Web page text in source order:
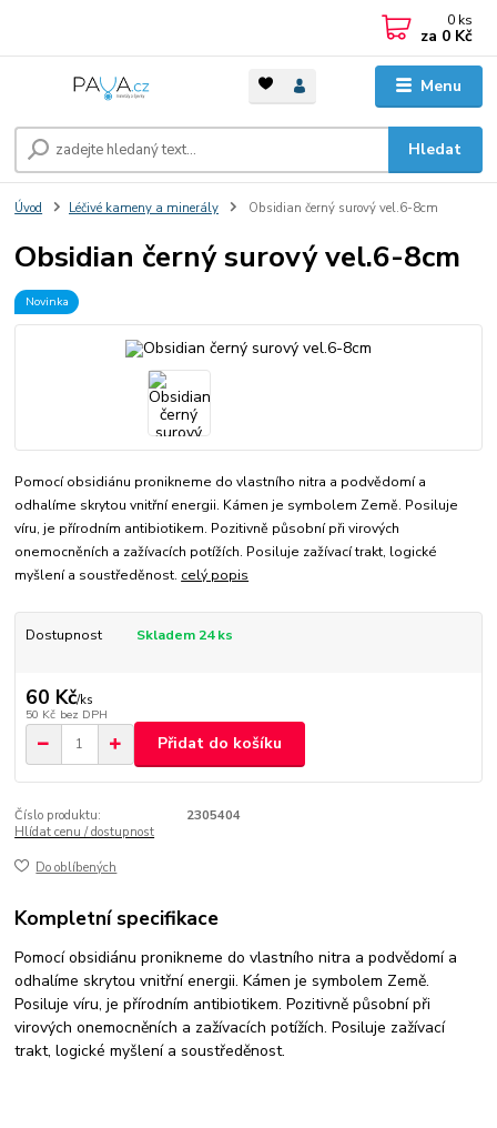
Menu
Hledat
0 ks
za 0 Kč
Úvod Léčivé kameny a minerály Obsidian černý surový vel.6-8cm
Obsidian černý surový vel.6-8cm
Novinka
Pomocí obsidiánu pronikneme do vlastního nitra a podvědomí a
odhalíme skrytou vnitřní energii. Kámen je symbolem Země. Posiluje
víru, je přírodním antibiotikem. Pozitivně působní při virových
onemocněních a zažívacích potížích. Posiluje zažívací trakt, logické
myšlení a soustředěnost. celý popis
Dostupnost Skladem 24 ks
60 Kč/ks
50 Kč bez DPH
Přidat do košíku
Číslo produktu:
2305404
Hlídat cenu / dostupnost
Do oblíbených
Kompletní specifikace
Pomocí obsidiánu pronikneme do vlastního nitra a podvědomí a
odhalíme skrytou vnitřní energii. Kámen je symbolem Země.
Posiluje víru, je přírodním antibiotikem. Pozitivně působní při
virových onemocněních a zažívacích potížích. Posiluje zažívací
trakt, logické myšlení a soustředěnost.